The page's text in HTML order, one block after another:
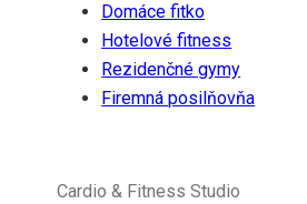
Domáce fitko
Hotelové fitness
Rezidenčné gymy
Firemná posilňovňa
Cardio & Fitness Studio